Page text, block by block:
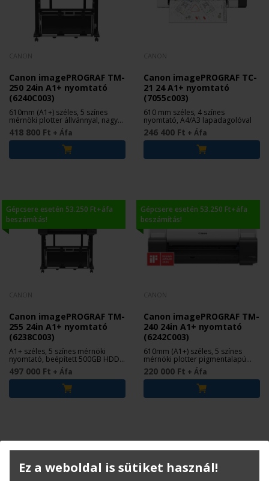
Canon imagePROGRAF TM-
250 24in A1+ nyomtató
(6240C003)
610mm (A1+) széles, 5 színes
mérnöki plotter állvánnyal, nagy
kapacitású patronokkal
418 800 Ft + Áfa
Canon imagePROGRAF TC-
21 24 A1+ nyomtató
(7055c003)
610 mm széles, 4 színes
nyomtató, A4/A3 lapadagolóval
246 400 Ft + Áfa
Gépcsere esetén 53.250 Ft+áfa
beszámítás!
Canon imagePROGRAF TM-
255 24in A1+ nyomtató
(6238C003)
A1+ széles, 5 színes mérnöki
nyomtató, beépített 500GB HDD-
vel
497 000 Ft + Áfa
Gépcsere esetén 53.250 Ft+áfa
beszámítás!
Canon imagePROGRAF TM-
240 24in A1+ nyomtató
(6242C003)
610mm (A1+) széles, 5 színes
mérnöki plotter pigmentalapú
tintával
220 000 Ft + Áfa
Ez a weboldal is sütiket használ!